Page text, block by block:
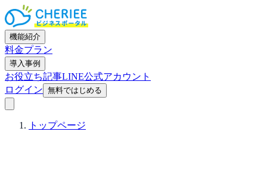
機能紹介
料金プラン
導入事例
お役立ち記事LINE公式アカウント
ログイン 無料ではじめる
トップページ